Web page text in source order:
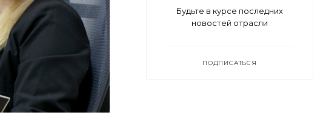
Будьте в курсе последних
новостей отрасли
ПОДПИСАТЬСЯ